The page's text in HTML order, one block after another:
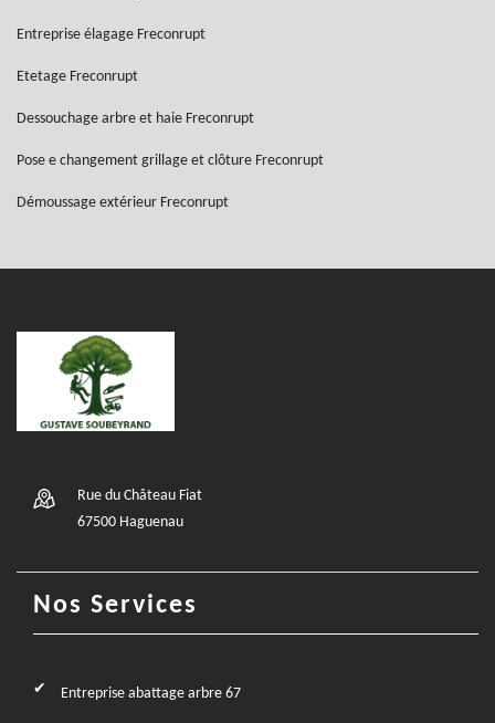
Entreprise élagage Freconrupt
Etetage Freconrupt
Dessouchage arbre et haie Freconrupt
Pose e changement grillage et clôture Freconrupt
Démoussage extérieur Freconrupt
Rue du Château Fiat
67500 Haguenau
Nos Services
Entreprise abattage arbre 67